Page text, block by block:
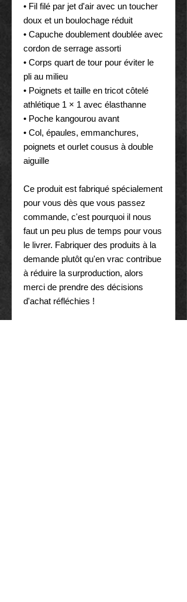
• Fil filé par jet d'air avec un toucher
doux et un boulochage réduit
• Capuche doublement doublée avec
cordon de serrage assorti
• Corps quart de tour pour éviter le
pli au milieu
• Poignets et taille en tricot côtelé
athlétique 1 × 1 avec élasthanne
• Poche kangourou avant
• Col, épaules, emmanchures,
poignets et ourlet cousus à double
aiguille
Ce produit est fabriqué spécialement
pour vous dès que vous passez
commande, c'est pourquoi il nous
faut un peu plus de temps pour vous
le livrer. Fabriquer des produits à la
demande plutôt qu'en vrac contribue
à réduire la surproduction, alors
merci de prendre des décisions
d'achat réfléchies !